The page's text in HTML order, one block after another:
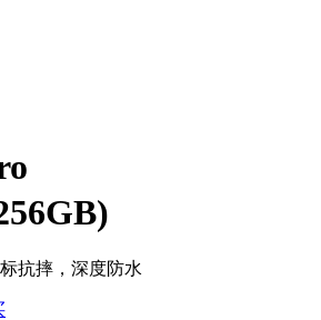
抗摔，深度防水